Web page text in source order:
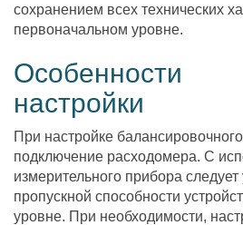
сохранением всех технических
первоначальном уровне.
Особенности
настройки
При настройке
подключение расходомера. С
измерительного прибора
пропускной способности
уровне. При необходимости,